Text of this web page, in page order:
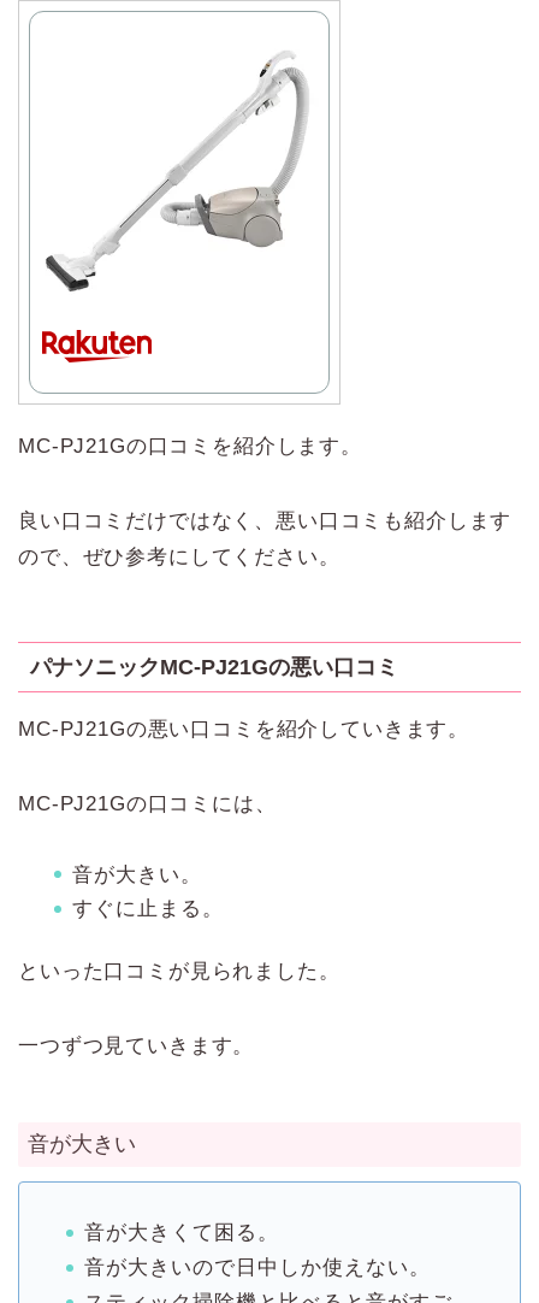
MC-PJ21Gの口コミを紹介します。
良い口コミだけではなく、悪い口コミも紹介します
ので、ぜひ参考にしてください。
パナソニックMC-PJ21Gの悪い口コミ
MC-PJ21Gの悪い口コミを紹介していきます。
MC-PJ21Gの口コミには、
音が大きい。
すぐに止まる。
といった口コミが見られました。
一つずつ見ていきます。
音が大きい
音が大きくて困る。
音が大きいので日中しか使えない。